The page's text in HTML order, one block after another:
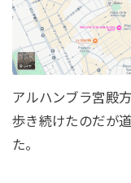
アルハンブラ宮殿
歩き続けたのだが
た。